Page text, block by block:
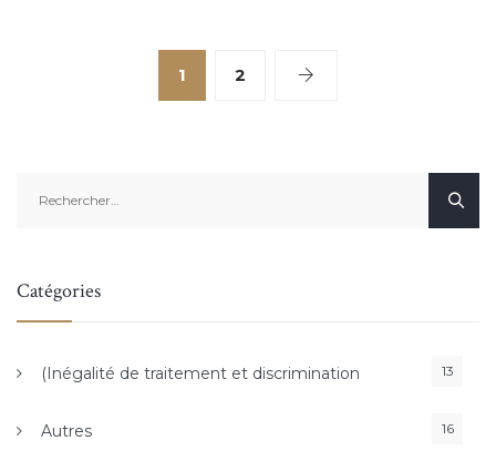
1 2
Catégories
(Inégalité de traitement et discrimination 13
Autres 16